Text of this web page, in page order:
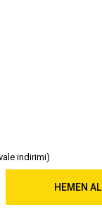
indirimi)
HEMEN AL